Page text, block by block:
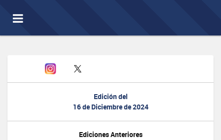
Toggle
navigation
Edición del
16 de Diciembre de 2024
Ediciones Anteriores